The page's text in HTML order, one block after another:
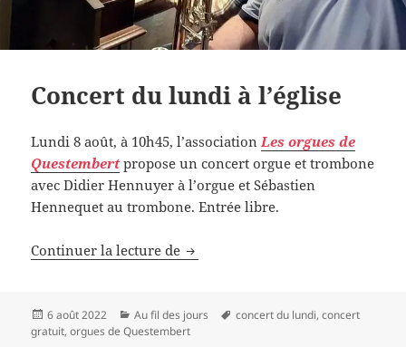
Concert du lundi à l’église
Lundi 8 août, à 10h45, l’association Les orgues de
Questembertpropose un concert orgue et trombone
avec Didier Hennuyer à l’orgue et Sébastien
Hennequet au trombone. Entrée libre.
Continuer la lecture de Concert du lundi à l’église
Publié
le
6 août 2022 Catégories
Au fil des jours
Mots-
concert du lundi,concert
gratuit,orgues de Questembert